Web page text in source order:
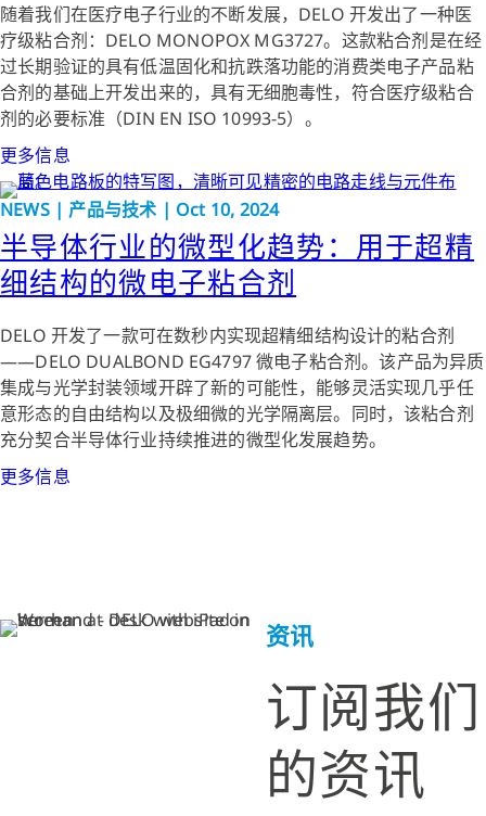
随着我们在医疗电子行业的不断发展，DELO 开发出了一种医
疗级粘合剂：DELO MONOPOX MG3727。这款粘合剂是在经
过长期验证的具有低温固化和抗跌落功能的消费类电子产品粘
合剂的基础上开发出来的，具有无细胞毒性，符合医疗级粘合
剂的必要标准（DIN EN ISO 10993-5）。
更多信息
NEWS | 产品与技术 | Oct 10, 2024
半导体行业的微型化趋势：用于超精
细结构的微电子粘合剂
DELO 开发了一款可在数秒内实现超精细结构设计的粘合剂
——DELO DUALBOND EG4797 微电子粘合剂。该产品为异质
集成与光学封装领域开辟了新的可能性，能够灵活实现几乎任
意形态的自由结构以及极细微的光学隔离层。同时，该粘合剂
充分契合半导体行业持续推进的微型化发展趋势。
更多信息
资讯
订阅我们
的资讯